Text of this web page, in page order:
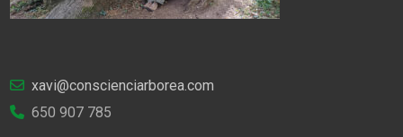
xavi@conscienciarborea.com
650 907 785